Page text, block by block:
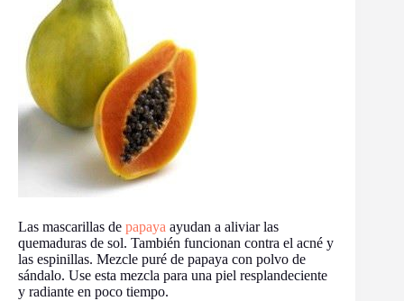
Las mascarillas de papaya ayudan a aliviar las
quemaduras de sol. También funcionan contra el acné y
las espinillas. Mezcle puré de papaya con polvo de
sándalo. Use esta mezcla para una piel resplandeciente
y radiante en poco tiempo.